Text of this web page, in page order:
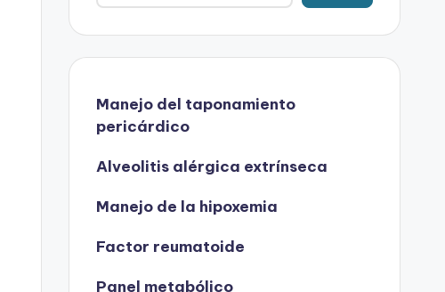
Manejo del taponamiento
pericárdico
Alveolitis alérgica extrínseca
Manejo de la hipoxemia
Factor reumatoide
Panel metabólico